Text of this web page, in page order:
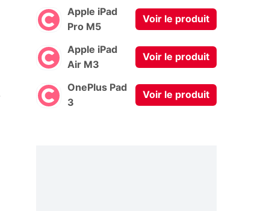
Apple iPad
Pro M5
Voir le produit
Apple iPad
Air M3
Voir le produit
OnePlus Pad
3
Voir le produit